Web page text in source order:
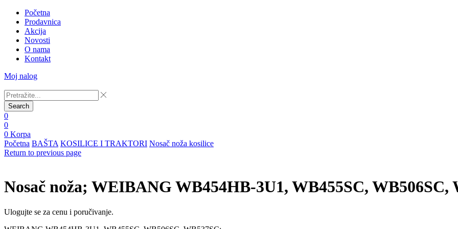
Početna
Prodavnica
Akcija
Novosti
O nama
Kontakt
Moj nalog
Search
0
0
0 Korpa
Početna BAŠTA KOSILICE I TRAKTORI Nosač noža kosilice
Return to previous page
Nosač noža; WEIBANG WB454HB-3U1, WB455SC, WB506SC,
Ulogujte se za cenu i poručivanje.